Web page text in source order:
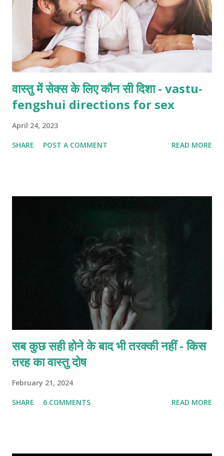
वास्तु में सेक्स के लिए कौन सी दिशा - vastu-
fengshui directions for sex
April 24, 2023
SHARE POST A COMMENT READ MORE
सब कुछ सही होने के बाद भी तरक्की नहीं - किस
तरह का वास्तु दोष
February 21, 2024
SHARE 6 COMMENTS READ MORE